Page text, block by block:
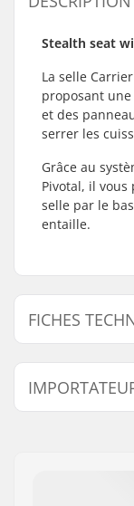
Stealth seat
La selle
proposant
et des
serrer les
Grâce au
Pivotal, il
selle par le
entaille.
FICHES
Revêtement
Supérieur :
Selle: